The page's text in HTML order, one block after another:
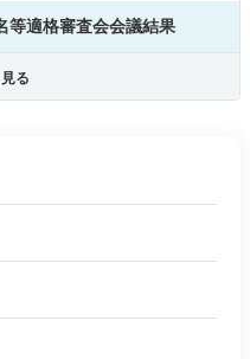
等適格審査会会議結果
る